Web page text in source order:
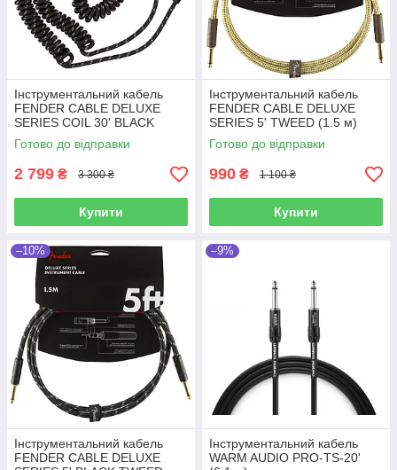
Інструментальний кабель
FENDER CABLE DELUXE
SERIES COIL 30' BLACK
TWEED
Готово до відправки
2 799 ₴ 3 300 ₴
Купити
Інструментальний кабель
FENDER CABLE DELUXE
SERIES 5' TWEED (1.5 м)
Готово до відправки
990 ₴ 1 100 ₴
Купити
–10%
Інструментальний кабель
FENDER CABLE DELUXE
–9%
Інструментальний кабель
WARM AUDIO PRO-TS-20'